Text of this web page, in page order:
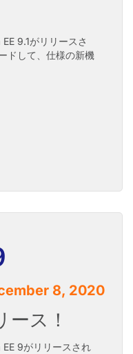
9.1がリリースさ
ドして、仕様の新機
8, 2020
ス！
9がリリースされ